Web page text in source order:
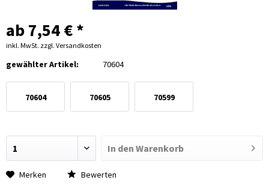
ab 7,54 € *
inkl. MwSt. zzgl. Versandkosten
gewählter Artikel: 70604
70604 70605 70599
In den Warenkorb
Merken Bewerten